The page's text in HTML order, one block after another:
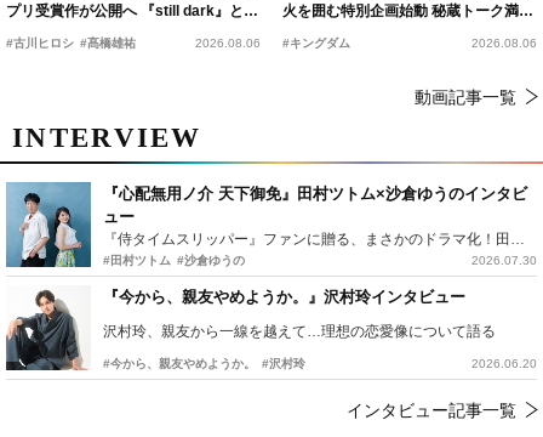
プリ受賞作が公開へ 『still dark』と同
#古川ヒロシ #髙橋雄祐 2026.08.06
火を囲む特別企画始動 秘蔵トーク満載
#キングダム 2026.08.06
動画記事一覧
INTERVIEW
『心配無用ノ介 天下御免』田村ツトム×沙倉ゆうのインタビ
ュー
『侍タイムスリッパー』ファンに贈る、まさかのドラマ化！田村ツトム×沙倉ゆうのが語る『心配無用ノ介』撮影秘話
#田村ツトム #沙倉ゆうの 2026.07.30
『今から、親友やめようか。』沢村玲インタビュー
沢村玲、親友から一線を越えて…理想の恋愛像について語る
#今から、親友やめようか。 #沢村玲 2026.06.20
インタビュー記事一覧